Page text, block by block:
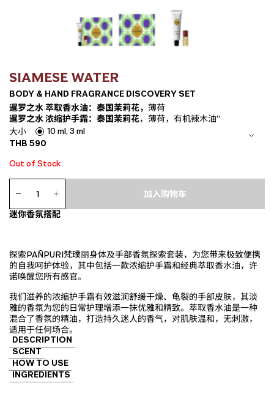
SIAMESE WATER
BODY & HAND FRAGRANCE DISCOVERY SET
暹罗之水 萃取香水油：泰国茉莉花， 薄荷
暹罗之水 浓缩护手霜：泰国茉莉花，薄荷，有机辣木油”
大小
10 ml, 3 ml
THB590
Out of Stock
Body
Fragrance
数
量
加入购物车
迷你香氛搭配
探索PAÑPURI梵璞丽身体及手部香氛探索套装，为您带来极致便携
的自我呵护体验，其中包括一款浓缩护手霜和经典萃取香水油，许
诺唤醒您所有感官。
我们滋养的浓缩护手霜有效滋润舒缓干燥、龟裂的手部皮肤，其淡
雅的香氛为您的日常护理增添一抹优雅和精致。萃取香水油是一种
混合了香氛的精油，打造持久迷人的香气，对肌肤温和，无刺激，
适用于任何场合。
DESCRIPTION
SCENT
HOW TO USE
INGREDIENTS